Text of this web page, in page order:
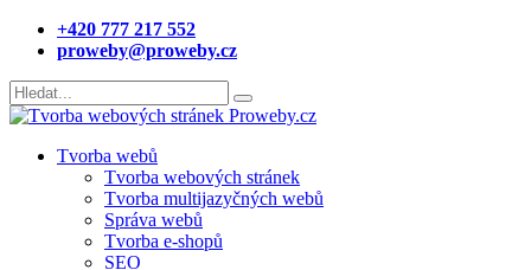
+420 777 217 552
proweby@proweby.cz
Tvorba webů
Tvorba webových stránek
Tvorba multijazyčných webů
Správa webů
Tvorba e-shopů
SEO